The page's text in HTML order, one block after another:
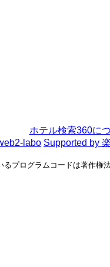
ホテル検索360に
labo Supported by
るプログラムコードは著作